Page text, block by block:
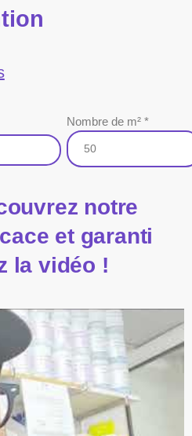
Nombre de m² *
notre
et garanti
la vidéo !